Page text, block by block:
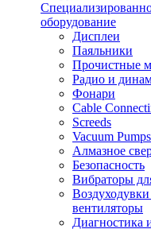
оборудование
Дисплеи
Паяльники
Прочистные
Радио и
Фонари
Cable
Screeds
Vacuum Pumps
Алмазное
Безопасность
Вибраторы
вентиляторы
Диагностика